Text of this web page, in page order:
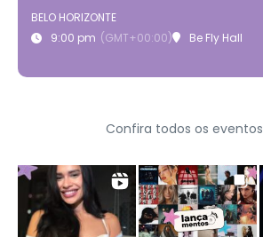
BELO HORIZONTE
9:00 pm (GMT+00:00) Be Fly Hall
Confira todos os eventos